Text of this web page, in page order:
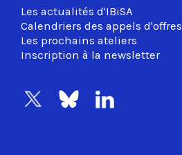
Les actualités d'IBiSA
Calendriers des appels d'offres
Les prochains ateliers
Inscription à la newsletter